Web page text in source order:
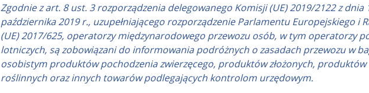
Zgodnie z art. 8 ust. 3 rozporządzenia delegowanego Komisji (UE) 2019/2122 z dnia
października 2019 r., uzupełniającego rozporządzenie Parlamentu Europejskiego i
(UE) 2017/625, operatorzy międzynarodowego przewozu osób, w tym operatorzy
lotniczych, są zobowiązani do informowania podróżnych o zasadach przewozu w
osobistym produktów pochodzenia zwierzęcego, produktów złożonych, produktów
roślinnych oraz innych towarów podlegających kontrolom urzędowym.